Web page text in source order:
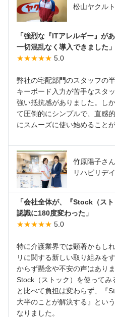
松山ヤクル
「強烈な『ITアレルギー』が
一切混乱なく導入できました」
★★★★★ 5.0
弊社の宅配部門のスタッフの
キーボード入力が苦手なスタ
強い抵抗感がありました。し
て圧倒的にシンプルで、直感
にスムーズに使い始めることが
竹原陽子さ
リハビリデ
「会社全体が、『Stock（ス
認識に180度変わった」
★★★★★ 5.0
特に介護業界では顕著かもし
リに関する新しい取り組みを
からず懸念や不安の声はあり
Stock（ストック）を使って
と比べて負担は変わらず、『
大半のことが解決する』とい
なりました。